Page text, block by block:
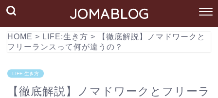
JOMABLOG
HOME > LIFE:生き方 >
【徹底解説】ノマドワークと
フリーランスって何が違うの？
LIFE:生き方
【徹底解説】ノマドワークとフリーラ